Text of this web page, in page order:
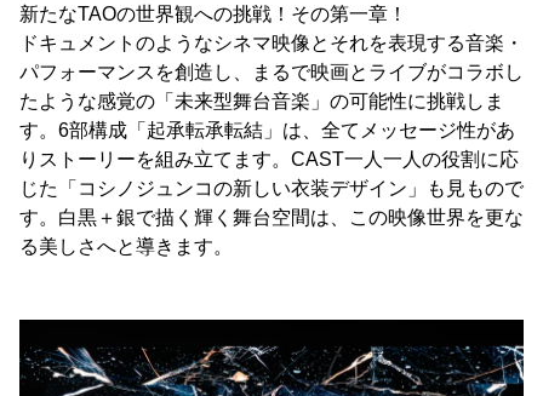
新たなTAOの世界観への挑戦！その第一章！
ドキュメントのようなシネマ映像とそれを表現する音楽・
パフォーマンスを創造し、まるで映画とライブがコラボし
たような感覚の「未来型舞台音楽」の可能性に挑戦しま
す。6部構成「起承転承転結」は、全てメッセージ性があ
りストーリーを組み立てます。CAST一人一人の役割に応
じた「コシノジュンコの新しい衣装デザイン」も見もので
す。白黒＋銀で描く輝く舞台空間は、この映像世界を更な
る美しさへと導きます。